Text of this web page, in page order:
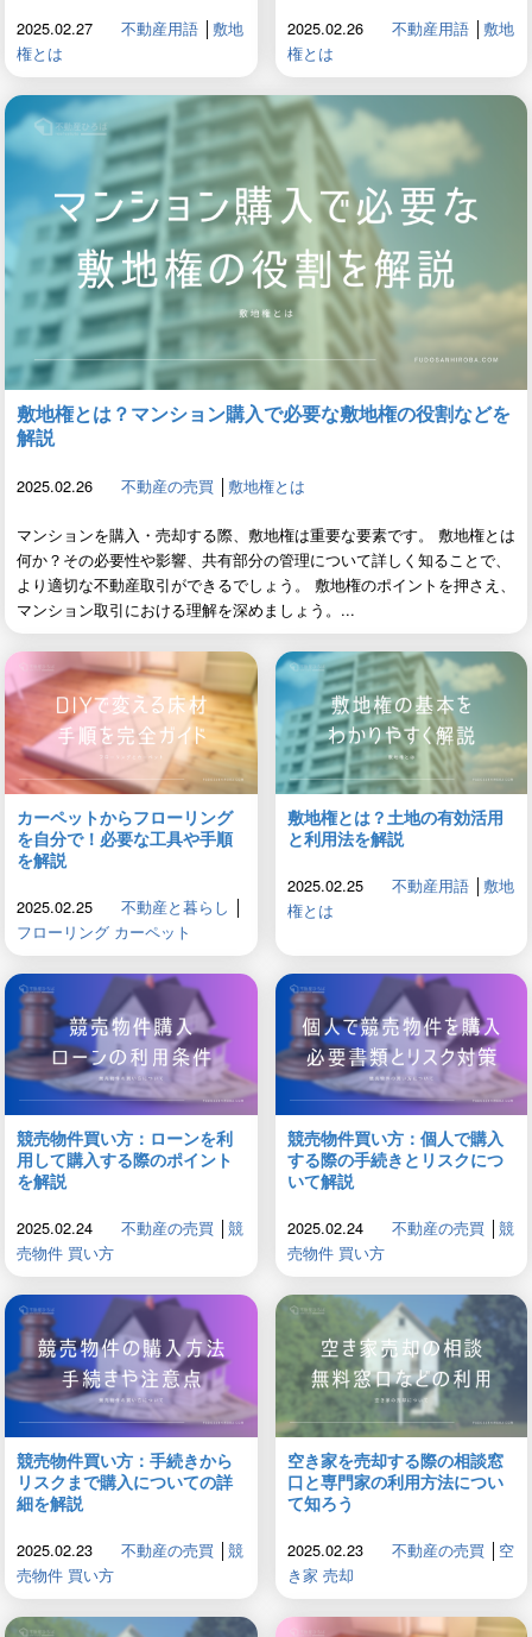
2025.02.27 不動産用語│ 敷地
権とは
2025.02.26 不動産用語│ 敷地
権とは
敷地権とは？マンション購入で必要な敷地権の役割などを
解説
2025.02.26 不動産の売買 │ 敷地権とは
マンションを購入・売却する際、敷地権は重要な要素です。 敷地権とは
何か？その必要性や影響、共有部分の管理について詳しく知ることで、
より適切な不動産取引ができるでしょう。 敷地権のポイントを押さえ、
マンション取引における理解を深めましょう。...
カーペットからフローリング
を自分で！必要な工具や手順
を解説
2025.02.25 不動産と暮らし │
フローリング カーペット
敷地権とは？土地の有効活用
と利用法を解説
2025.02.25 不動産用語│ 敷地
権とは
競売物件買い方：ローンを利
用して購入する際のポイント
を解説
2025.02.24 不動産の売買
競
売物件 買い方
競売物件買い方：個人で購入
する際の手続きとリスクにつ
いて解説
2025.02.24 不動産の売買
競
売物件 買い方
競売物件買い方：手続きから
リスクまで購入についての詳
細を解説
2025.02.23 不動産の売買 │ 競
売物件 買い方
空き家を売却する際の相談窓
口と専門家の利用方法につい
て知ろう
2025.02.23 不動産の売買 │ 空
き家 売却